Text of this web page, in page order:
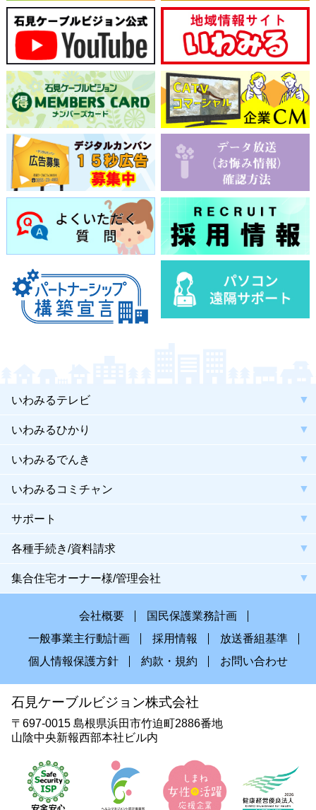
いわみるテレビ
いわみるひかり
いわみるでんき
いわみるコミチャン
サポート
各種手続き/資料請求
集合住宅オーナー様/管理会社
会社概要
国民保護業務計画
一般事業主行動計画
採用情報
放送番組基準
個人情報保護方針
約款・規約 お問い合わせ
石見ケーブルビジョン株式会社
〒697-0015 島根県浜田市竹迫町2886番地
山陰中央新報西部本社ビル内